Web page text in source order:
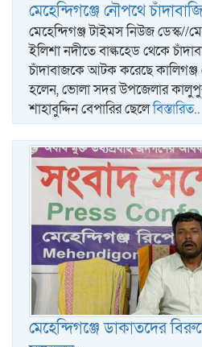
মেহেন্দিগঞ্জে নৌপথে
মেহেন্দিগঞ্জ টাইমস নিউজ ডেস্ক//
ইলিশা নদীতে বাল্কহেড থেকে
চাঁদাবাজকে আটক করেছে
হলেন, ভোলা সদর উপজেলার
শাহাবুদ্দিন বেপারির ছেলেবিস্তারিত..
মেহেন্দিগঞ্জে ডাকাতদের